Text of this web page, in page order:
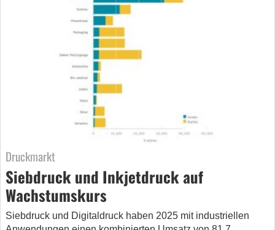
Druckmarkt
Siebdruck und Inkjetdruck auf
Wachstumskurs
Siebdruck und Digitaldruck haben 2025 mit industriellen